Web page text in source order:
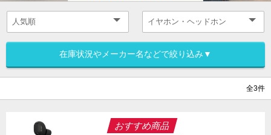
在庫状況やメーカー名などで絞り込み▼
全3件
おすすめ商品